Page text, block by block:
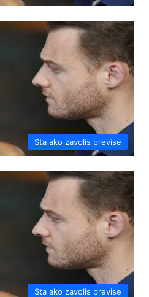
Sta ako zavolis previse
Sta ako zavolis previse